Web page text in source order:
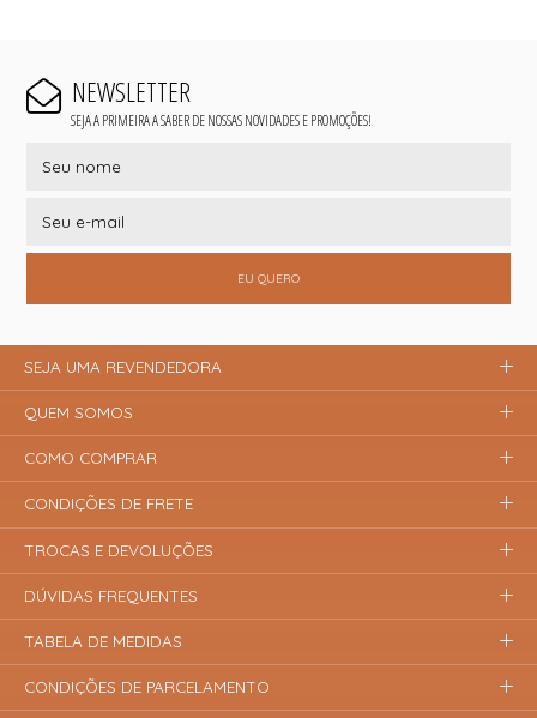
NEWSLETTER
SEJA A PRIMEIRA A SABER DE NOSSAS NOVIDADES E PROMOÇÕES!
EU QUERO
SEJA UMA REVENDEDORA
QUEM SOMOS
COMO COMPRAR
CONDIÇÕES DE FRETE
TROCAS E DEVOLUÇÕES
DÚVIDAS FREQUENTES
TABELA DE MEDIDAS
CONDIÇÕES DE PARCELAMENTO